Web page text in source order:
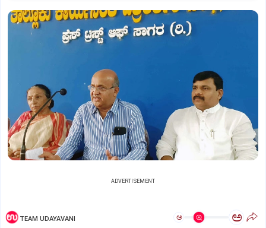
ADVERTISEMENT
TEAM UDAYAVANI ಅ ಅ